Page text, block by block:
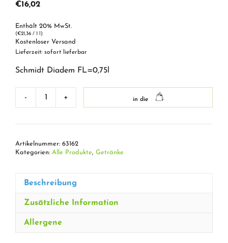
€16,02
Enthält 20% MwSt.
(€21,36 / 1 l)
Kostenloser Versand
Lieferzeit: sofort lieferbar
Schmidt Diadem FL=0,75l
-
FL=0,75l
+ in die
Artikelnummer: 63162
Kategorien: Alle Produkte, Getränke
Beschreibung
Zusätzliche Information
Allergene